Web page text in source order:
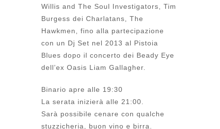
Willis and The Soul Investigators, Tim
Burgess dei Charlatans, The
Hawkmen, fino alla partecipazione
con un Dj Set nel 2013 al Pistoia
Blues dopo il concerto dei Beady Eye
dell’ex Oasis Liam Gallagher.
Binario apre alle 19:30
La serata inizierà alle 21:00.
Sarà possibile cenare con qualche
stuzzicheria, buon vino e birra.